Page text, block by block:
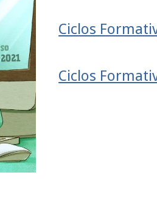
Ciclos
Ciclos